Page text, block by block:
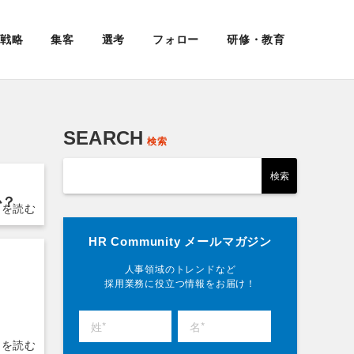
略 集客 選考 フォロー 研修・教育
SEARCH 検索
HR Community メールマガジン
人事領域のトレンドなど
採用業務に役立つ情報をお届け！